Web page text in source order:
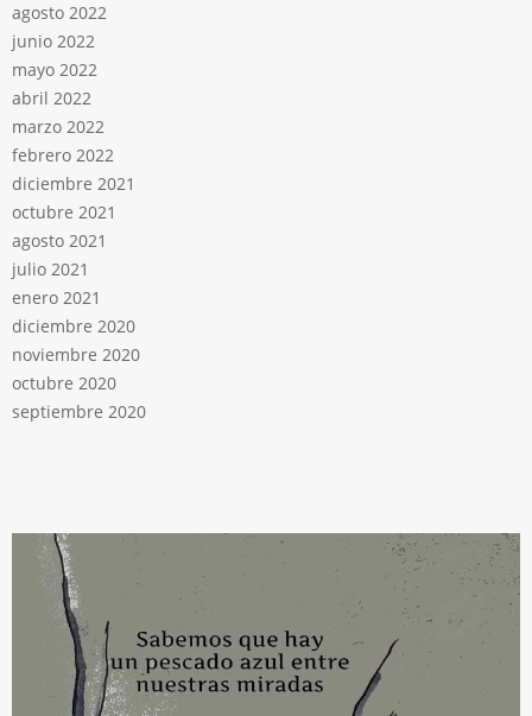
agosto 2022
junio 2022
mayo 2022
abril 2022
marzo 2022
febrero 2022
diciembre 2021
octubre 2021
agosto 2021
julio 2021
enero 2021
diciembre 2020
noviembre 2020
octubre 2020
septiembre 2020